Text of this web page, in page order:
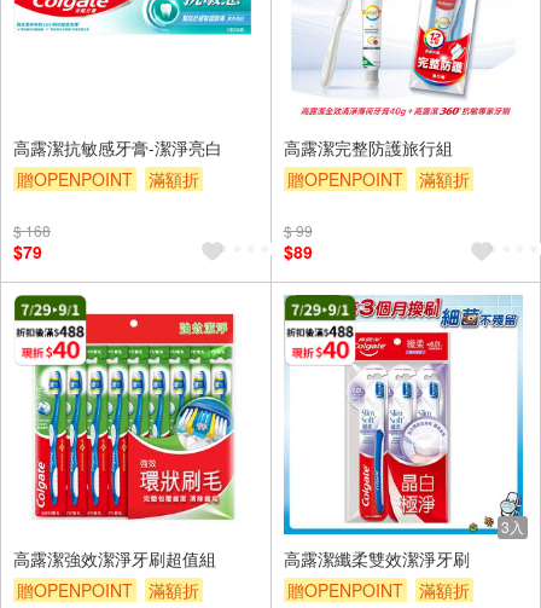
高露潔抗敏感牙膏-潔淨亮白
贈OPENPOINT
滿額折
$ 168
$79
高露潔完整防護旅行組
贈OPENPOINT
滿額折
$ 99
$89
高露潔強效潔淨牙刷超值組
贈OPENPOINT
滿額折
3入
高露潔纖柔雙效潔淨牙刷
贈OPENPOINT
滿額折